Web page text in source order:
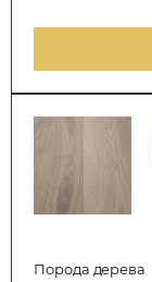
Порода дерева